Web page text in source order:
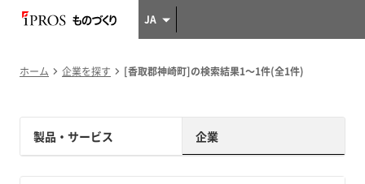
JA
ホーム 企業を探す [香取郡神崎町]の検索結果1～1件(全1件)
製品・サービス 企業